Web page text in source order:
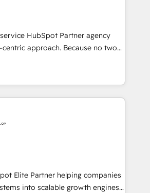
in HubSpot
website design and development
services that help set you up for
It's time to empower your teams
experiences that generate
HubSpot Partner agency
approach. Because no two
needs, Quattro offer a
for every client. Services include
sales enablement, CRM
Integrations, Enterprise level
inbound marketing strategy,
branding, HubSpot CMS,
and growth driven design
in helping Global B2B
Professional Services, IT and
Elite Partner helping companies
into scalable growth engines.